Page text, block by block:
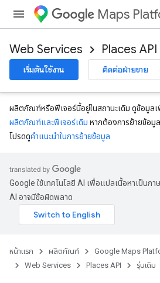
Maps
Web Services Places API
เริ่มต้นใช้งาน ติดต่อฝ่ายขาย
ผลิตภัณฑ์หรือฟีเจอร์นี้อยู่ในสถานะเดิม ดูข้อมูลเ
ผลิตภัณฑ์และฟีเจอร์เดิม หากต้องการย้ายข้อมู
โปรดดูคำแนะนำในการย้ายข้อมูล
Google ใช้เทคโนโลยี AI เพื่อแปลเนื้อหาเป็นภ
AI อาจมีข้อผิดพลาด
หน้าแรก ผลิตภัณฑ์ Google Maps
Web Services
Places API รุ่นเดิม